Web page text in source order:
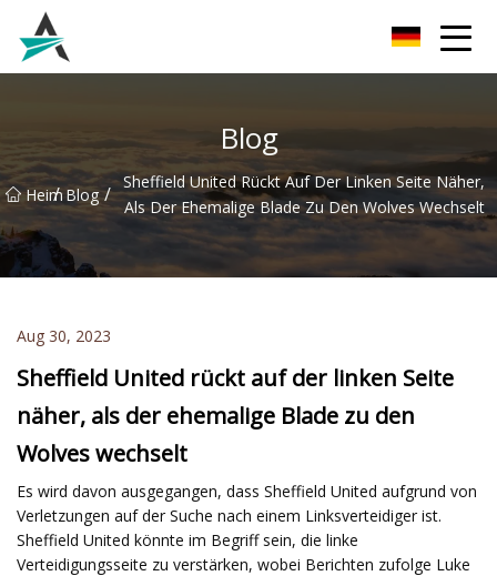
Blog
Heim
/ Blog / Sheffield United Rückt Auf Der Linken Seite Näher,
Als Der Ehemalige Blade Zu Den Wolves Wechselt
Aug 30, 2023
Sheffield United rückt auf der linken Seite
näher, als der ehemalige Blade zu den
Wolves wechselt
Es wird davon ausgegangen, dass Sheffield United aufgrund von
Verletzungen auf der Suche nach einem Linksverteidiger ist.
Sheffield United könnte im Begriff sein, die linke
Verteidigungsseite zu verstärken, wobei Berichten zufolge Luke